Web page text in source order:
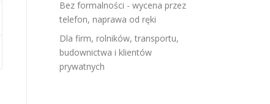
Bez formalności - wycena przez
telefon, naprawa od ręki
Dla firm, rolników, transportu,
budownictwa i klientów
prywatnych